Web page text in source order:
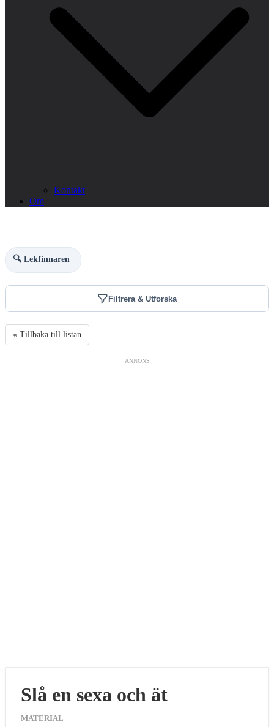
Kontakt
Om
🔍 Lekfinnaren
Filtrera & Utforska
« Tillbaka till listan
ANNONS
Slå en sexa och ät
MATERIAL